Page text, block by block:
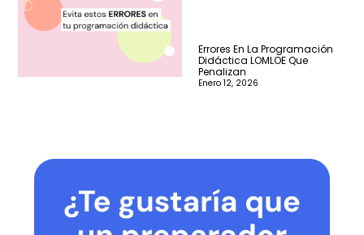
Errores En La Programación
Didáctica LOMLOE Que
Penalizan
Enero 12, 2026